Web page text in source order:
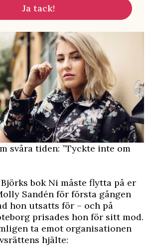
Ja tack!
svåra tiden: ”Tyckte inte om
bok Ni måste flytta på er
Sandén för första gången
hon utsatts för – och på
prisades hon för sitt mod.
ta emot organisationen
hjälte: